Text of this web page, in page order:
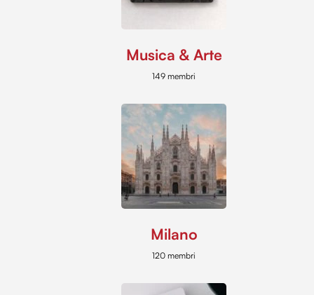
Musica & Arte
149 membri
Milano
120 membri